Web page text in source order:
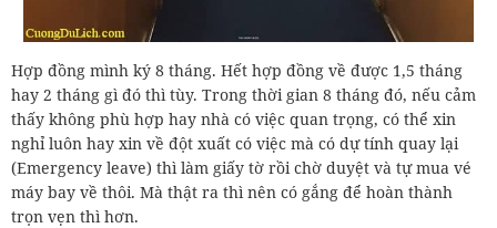
Hợp đồng mình ký 8 tháng. Hết hợp đồng về được 1,5 tháng
hay 2 tháng gì đó thì tùy. Trong thời gian 8 tháng đó, nếu cảm
thấy không phù hợp hay nhà có việc quan trọng, có thể xin
nghỉ luôn hay xin về đột xuất có việc mà có dự tính quay lại
(Emergency leave) thì làm giấy tờ rồi chờ duyệt và tự mua vé
máy bay về thôi. Mà thật ra thì nên có gắng để hoàn thành
trọn vẹn thì hơn.